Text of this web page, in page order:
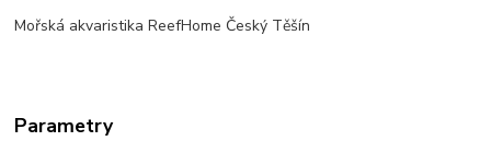
Mořská akvaristika ReefHome Český Těšín
Parametry